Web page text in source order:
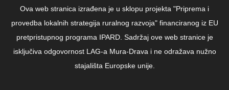
Ova web stranica izrađena je u sklopu projekta "Priprema i
provedba lokalnih strategija ruralnog razvoja" financiranog iz EU
pretpristupnog programa IPARD. Sadržaj ove web stranice je
isključiva odgovornost LAG-a Mura-Drava i ne odražava nužno
stajališta Europske unije.